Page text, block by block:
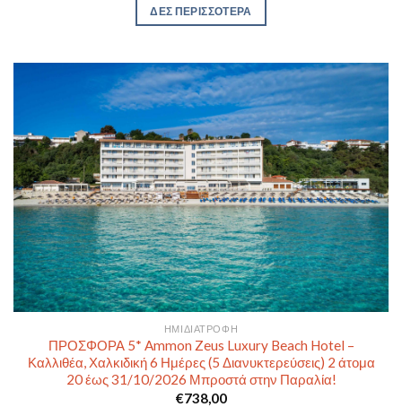
ΔΕΣ ΠΕΡΙΣΣΟΤΕΡΑ
ΗΜΙΔΙΑΤΡΟΦΉ
ΠΡΟΣΦΟΡΑ 5* Ammon Zeus Luxury Beach Hotel –
Καλλιθέα, Χαλκιδική 6 Ημέρες (5 Διανυκτερεύσεις) 2 άτομα
20 έως 31/10/2026 Μπροστά στην Παραλία!
€738,00